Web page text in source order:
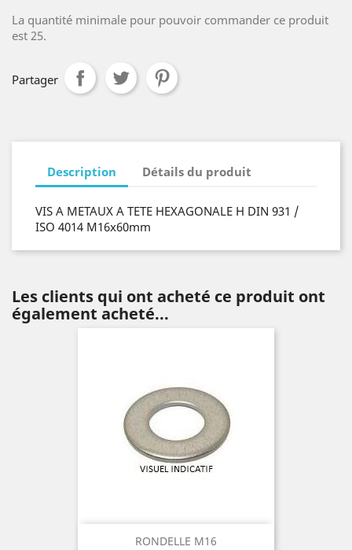
La quantité minimale pour pouvoir commander ce produit
est 25.
Partager
Description Détails du produit
VIS A METAUX A TETE HEXAGONALE H DIN 931 /
ISO 4014 M16x60mm
Les clients qui ont acheté ce produit ont
également acheté...
RONDELLE M16